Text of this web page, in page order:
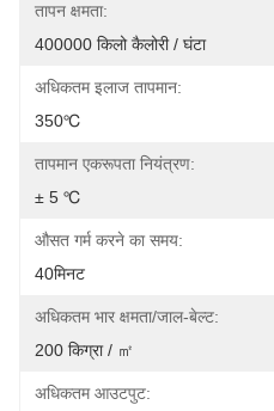
तापन क्षमता:
400000 किलो कैलोरी / घंटा
अधिकतम इलाज तापमान:
350℃
तापमान एकरूपता नियंत्रण:
± 5 ℃
औसत गर्म करने का समय:
40मिनट
अधिकतम भार क्षमता/जाल-बेल्ट:
200 किग्रा / ㎡
अधिकतम आउटपुट: